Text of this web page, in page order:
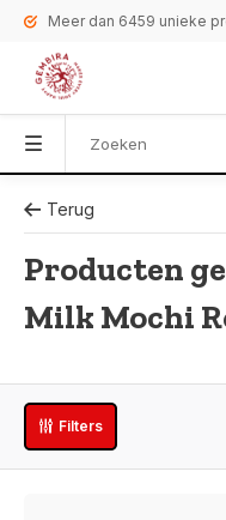
Meer dan 6459 unieke
Terug
Producten
Milk Mochi
Filters